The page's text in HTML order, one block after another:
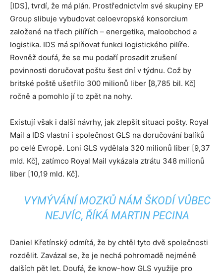
[IDS], tvrdí, že má plán. Prostřednictvím své skupiny EP
Group slibuje vybudovat celoevropské konsorcium
založené na třech pilířích – energetika, maloobchod a
logistika. IDS má splňovat funkci logistického pilíře.
Rovněž doufá, že se mu podaří prosadit zrušení
povinnosti doručovat poštu šest dní v týdnu. Což by
britské poště ušetřilo 300 milionů liber [8,785 bil. Kč]
ročně a pomohlo jí to zpět na nohy.
Existují však i další návrhy, jak zlepšit situaci pošty. Royal
Mail a IDS vlastní i společnost GLS na doručování balíků
po celé Evropě. Loni GLS vydělala 320 milionů liber [9,37
mld. Kč], zatímco Royal Mail vykázala ztrátu 348 milionů
liber [10,19 mld. Kč].
VYMÝVÁNÍ MOZKŮ NÁM ŠKODÍ VŮBEC
NEJVÍC, ŘÍKÁ MARTIN PECINA
Daniel Křetínský odmítá, že by chtěl tyto dvě společnosti
rozdělit. Zavázal se, že je nechá pohromadě nejméně
dalších pět let. Doufá, že know-how GLS využije pro